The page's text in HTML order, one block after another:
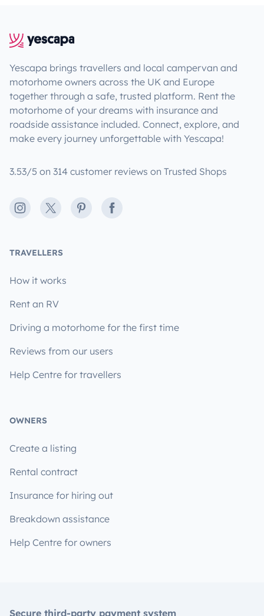
Yescapa brings travellers and local campervan and
motorhome owners across the UK and Europe
together through a safe, trusted platform. Rent the
motorhome of your dreams with insurance and
roadside assistance included. Connect, explore, and
make every journey unforgettable with Yescapa!
3.53/5 on 314 customer reviews on Trusted Shops
Instagram
X PinterestFacebook
TRAVELLERS
How it works
Rent an RV
Driving a motorhome for the first time
Reviews from our users
Help Centre for travellers
OWNERS
Create a listing
Rental contract
Insurance for hiring out
Breakdown assistance
Help Centre for owners
Secure third-party payment system